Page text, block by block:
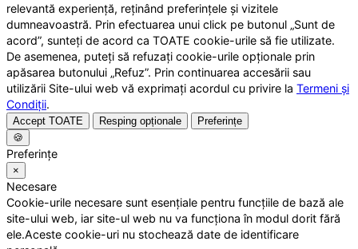
relevantă experiență, reținând preferințele și vizitele
dumneavoastră. Prin efectuarea unui click pe butonul „Sunt de
acord”, sunteți de acord ca TOATE cookie-urile să fie utilizate.
De asemenea, puteți să refuzați cookie-urile opționale prin
apăsarea butonului „Refuz”. Prin continuarea accesării sau
utilizării Site-ului web vă exprimați acordul cu privire la Termeni și
Condiții.
Accept TOATE Resping opționale
Preferințe
🍪
Preferințe
×
Necesare
Cookie-urile necesare sunt esențiale pentru funcțiile de bază ale
site-ului web, iar site-ul web nu va funcționa în modul dorit fără
ele.Aceste cookie-uri nu stochează date de identificare